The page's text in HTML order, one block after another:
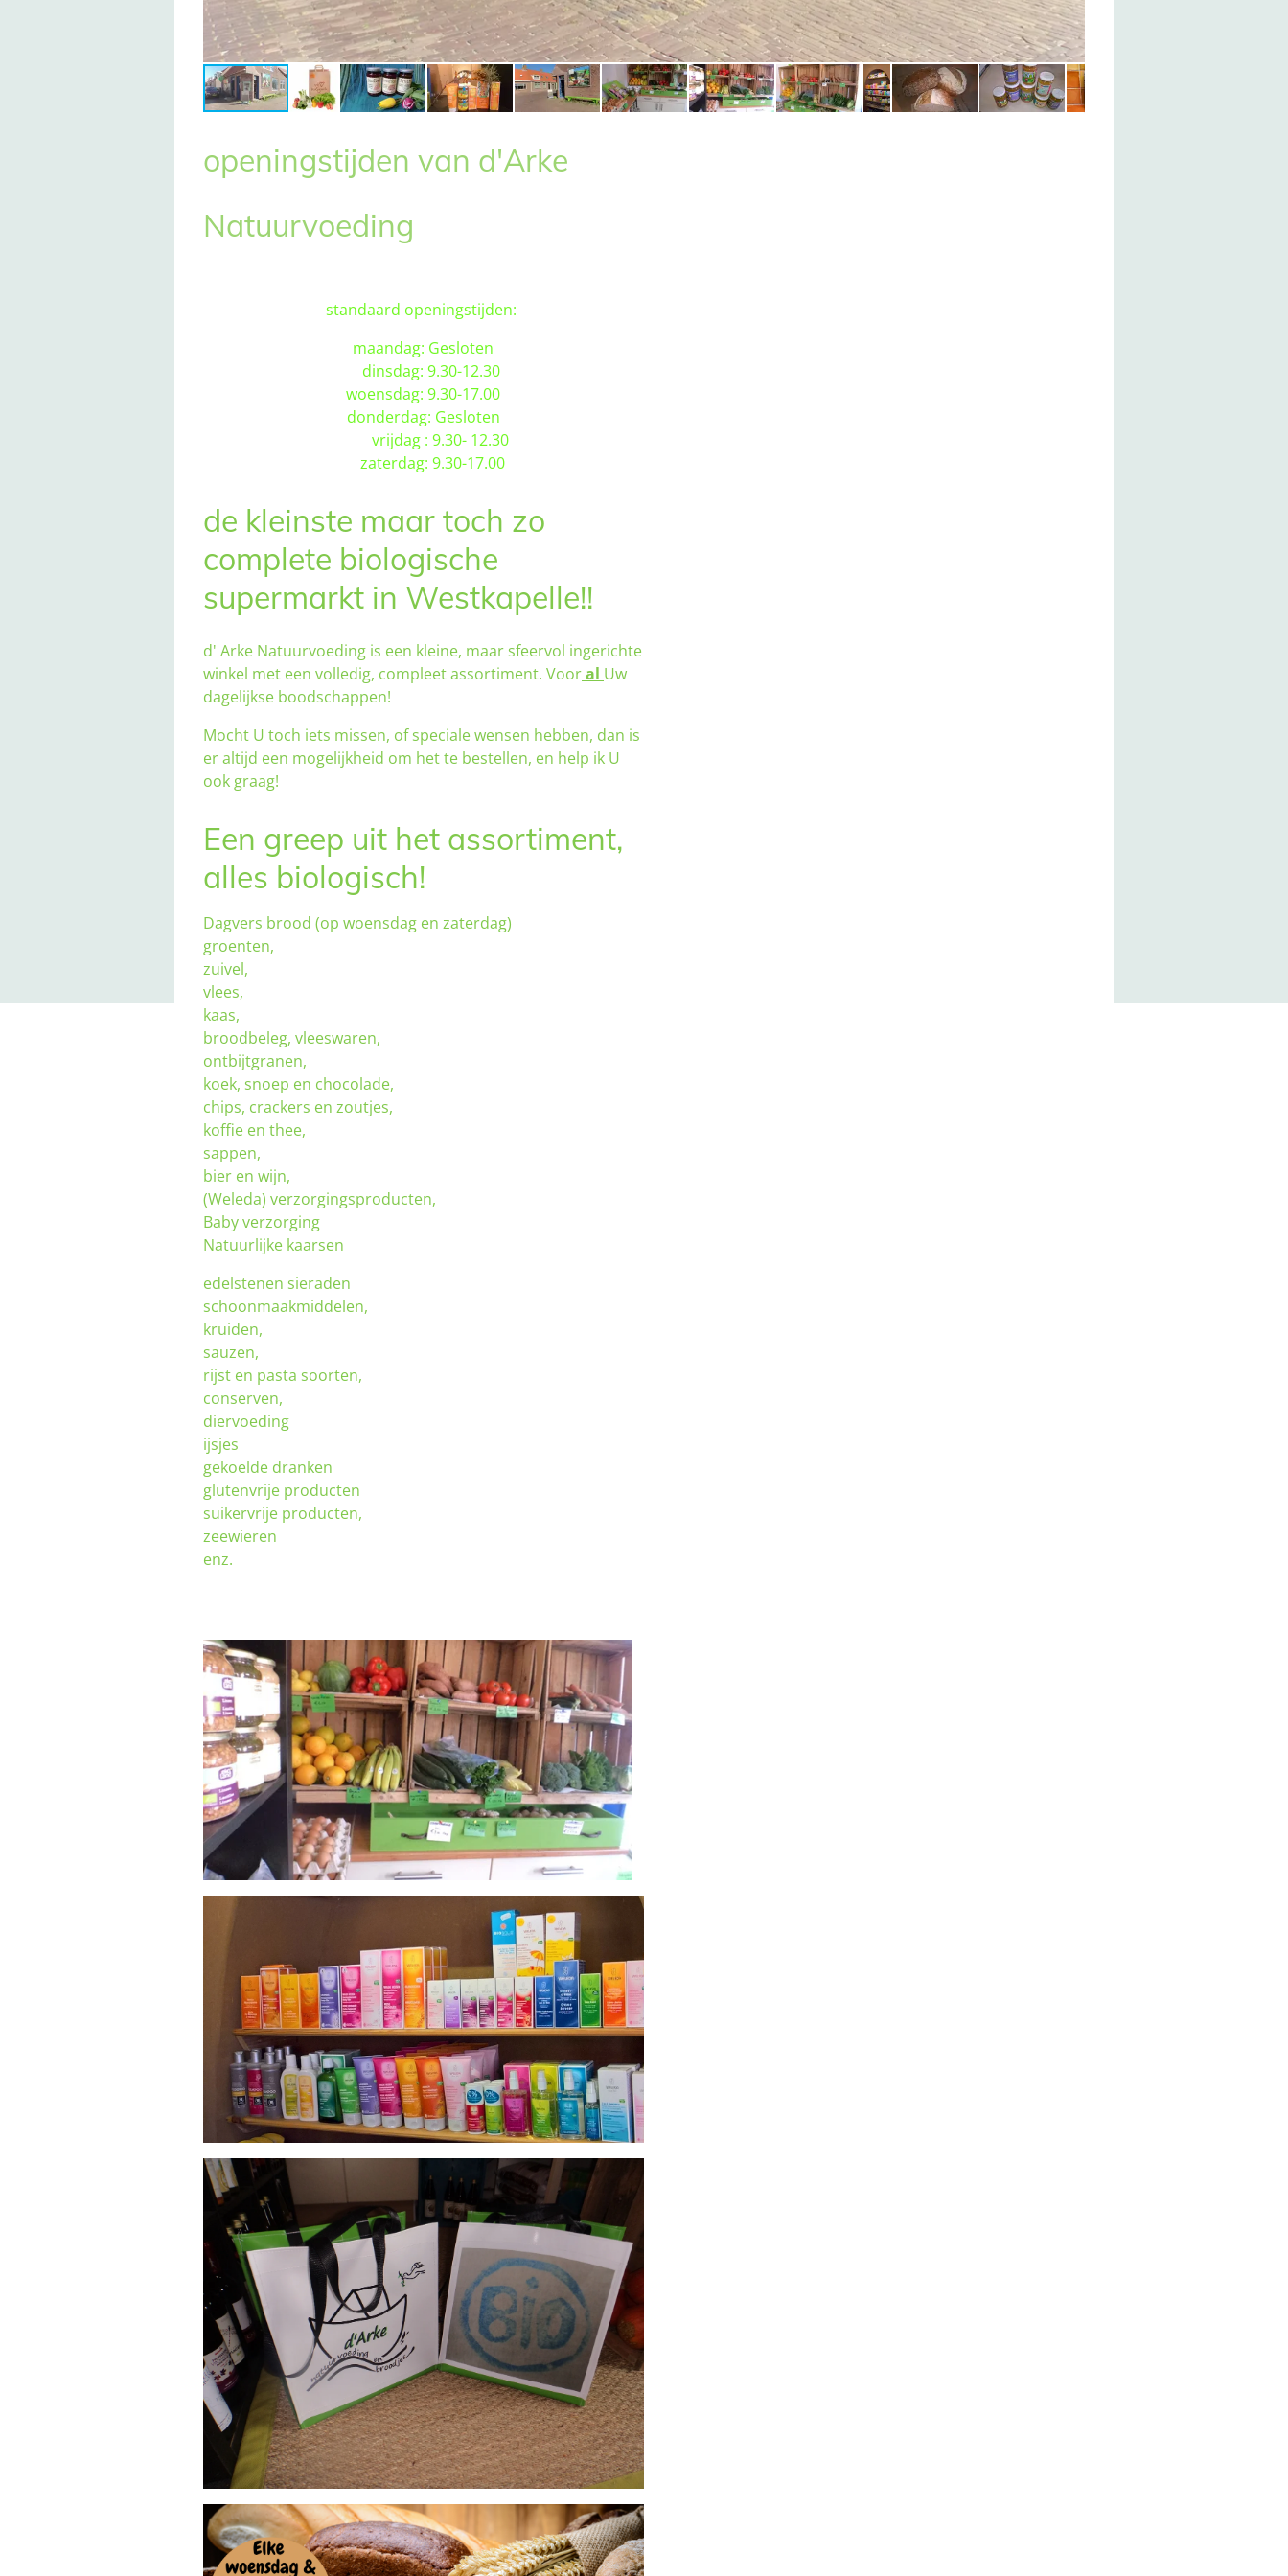
openingstijden van d'Arke
Natuurvoeding
standaard openingstijden:
maandag: Gesloten
dinsdag: 9.30-12.30
woensdag: 9.30-17.00
donderdag: Gesloten
vrijdag : 9.30- 12.30
zaterdag: 9.30-17.00
de kleinste maar toch zo
complete biologische
supermarkt in Westkapelle!!
d' Arke Natuurvoeding is een kleine, maar sfeervol ingerichte
winkel met een volledig, compleet assortiment. Vooral Uw
dagelijkse boodschappen!
Mocht U toch iets missen, of speciale wensen hebben, dan is
er altijd een mogelijkheid om het te bestellen, en help ik U
ook graag!
Een greep uit het assortiment,
alles biologisch!
Dagvers brood (op woensdag en zaterdag)
groenten,
zuivel,
vlees,
kaas,
broodbeleg, vleeswaren,
ontbijtgranen,
koek, snoep en chocolade,
chips, crackers en zoutjes,
koffie en thee,
sappen,
bier en wijn,
(Weleda) verzorgingsproducten,
Baby verzorging
Natuurlijke kaarsen
edelstenen sieraden
schoonmaakmiddelen,
kruiden,
sauzen,
rijst en pasta soorten,
conserven,
diervoeding
ijsjes
gekoelde dranken
glutenvrije producten
suikervrije producten,
zeewieren
enz.